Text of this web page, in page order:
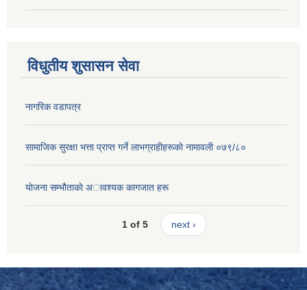
विधुतीय शुसासन सेवा
नागरिक वडापत्र
सामाजिक सुरक्षा भत्ता प्राप्त गर्ने लाभग्राहीहरूकाे नामावली ०७९/८०
याेजना सम्भाैताकाे अावश्यक कागजात हरू
1 of 5 next ›